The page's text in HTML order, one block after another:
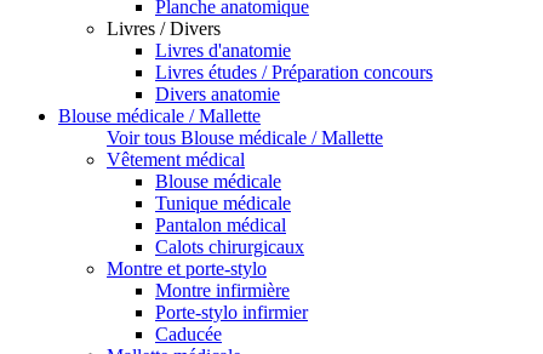
Planche anatomique
Livres / Divers
Livres d'anatomie
Livres études / Préparation concours
Divers anatomie
Blouse médicale / Mallette
Voir tous Blouse médicale / Mallette
Vêtement médical
Blouse médicale
Tunique médicale
Pantalon médical
Calots chirurgicaux
Montre et porte-stylo
Montre infirmière
Porte-stylo infirmier
Caducée